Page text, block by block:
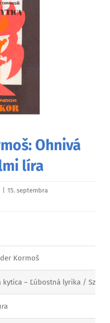
Ohnivá
líra
15. septembra
Kormoš
kytica – Ľúbostná lyrika /